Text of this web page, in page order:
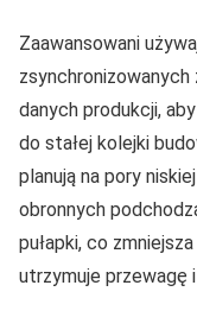
Zaawansowani
danych produkcji,
do stałej kolejki
planują na pory
obronnych
pułapki, co
utrzymuje przewagę